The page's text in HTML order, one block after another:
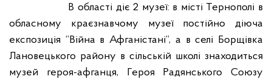
В області діє 2 музеї: в місті Тернополі в
обласному краєзнавчому музеї постійно діюча
експозиція “Війна в Афганістані”, а в селі Борщівка
Лановецького району в сільській школі знаходиться
музей героя-афганця, Героя Радянського Союзу